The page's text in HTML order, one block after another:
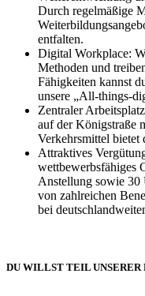
Durch regelmäßige
entfalten.
Digital Workplace:
Methoden und
Fähigkeiten kannst
unsere „All-things-
Zentraler
auf der Königstraße
Verkehrsmittel bietet
Attraktives
wettbewerbsfähiges
Anstellung sowie 30
von zahlreichen
bei
DU WILLST TEIL UNSERER